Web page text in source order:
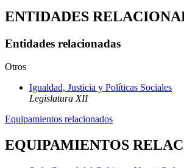
ENTIDADES
Entidades relacionadas
Otros
Igualdad, Justicia y Políticas Sociales
Legislatura XII
Equipamientos relacionados
EQUIPAMIENTOS